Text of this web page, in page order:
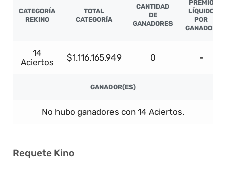
CATEGORÍA
REKINO
TOTAL
CATEGORÍA
CANTIDAD
DE
GANADORES
PREMIO
LÍQUIDO
POR
GANADOR
14
Aciertos
$1.116.165.949 0 -
GANADOR(ES)
No hubo ganadores con 14 Aciertos.
Requete Kino